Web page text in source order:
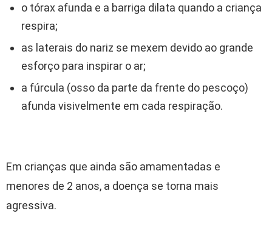
o tórax afunda e a barriga dilata quando a criança
respira;
as laterais do nariz se mexem devido ao grande
esforço para inspirar o ar;
a fúrcula (osso da parte da frente do pescoço)
afunda visivelmente em cada respiração.
Em crianças que ainda são amamentadas e
menores de 2 anos, a doença se torna mais
agressiva.